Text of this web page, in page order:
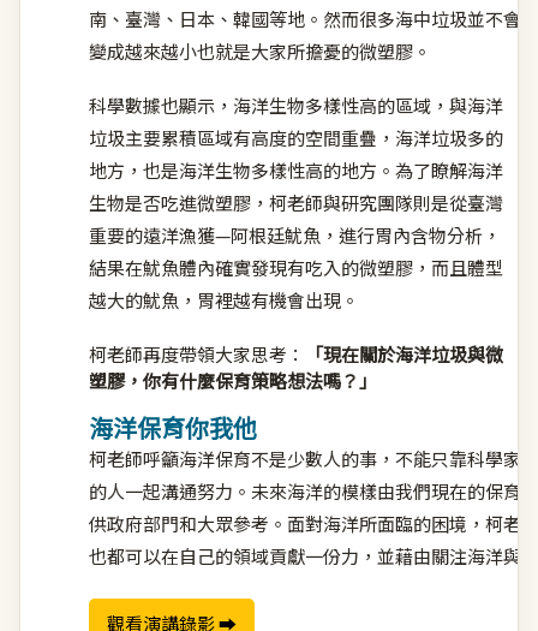
南、臺灣、日本、韓國等地。然而很多海中垃圾並不會
變成越來越小也就是大家所擔憂的微塑膠。
科學數據也顯示，海洋生物多樣性高的區域，與海洋
垃圾主要累積區域有高度的空間重疊，海洋垃圾多的
地方，也是海洋生物多樣性高的地方。為了瞭解海洋
生物是否吃進微塑膠，柯老師與研究團隊則是從臺灣
重要的遠洋漁獲—阿根廷魷魚，進行胃內含物分析，
結果在魷魚體內確實發現有吃入的微塑膠，而且體型
越大的魷魚，胃裡越有機會出現。
柯老師再度帶領大家思考：
「現在關於海洋垃圾與微
塑膠，你有什麼保育策略想法嗎？」
海洋保育你我他
柯老師呼籲海洋保育不是少數人的事，不能只靠科學家
的人一起溝通努力。未來海洋的模樣由我們現在的保育
供政府部門和大眾參考。面對海洋所面臨的困境，柯老
也都可以在自己的領域貢獻一份力，並藉由關注海洋與
觀看演講錄影 ➡︎